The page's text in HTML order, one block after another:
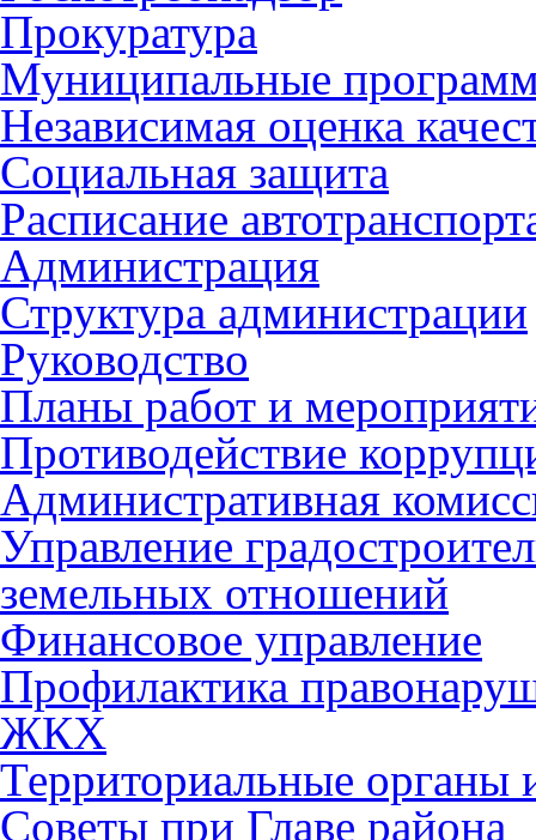
Прокуратура
Муниципальные
Независимая оценка
Социальная защита
Расписание
Администрация
Структура администрации
Руководство
Планы работ и
Противодействие
Административная
Управление
земельных отношений
Финансовое управление
Профилактика
ЖКХ
Территориальные органы
Советы при Главе района